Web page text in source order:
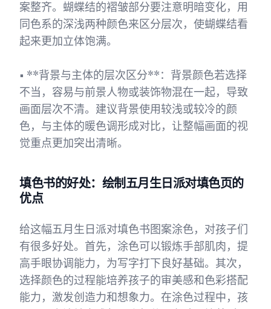
案整齐。蝴蝶结的褶皱部分要注意明暗变化，用
同色系的深浅两种颜色来区分层次，使蝴蝶结看
起来更加立体饱满。
• **背景与主体的层次区分**：背景颜色若选择
不当，容易与前景人物或装饰物混在一起，导致
画面层次不清。建议背景使用较浅或较冷的颜
色，与主体的暖色调形成对比，让整幅画面的视
觉重点更加突出清晰。
填色书的好处：绘制五月生日派对填色页的
优点
给这幅五月生日派对填色书图案涂色，对孩子们
有很多好处。首先，涂色可以锻炼手部肌肉，提
高手眼协调能力，为写字打下良好基础。其次，
选择颜色的过程能培养孩子的审美感和色彩搭配
能力，激发创造力和想象力。在涂色过程中，孩